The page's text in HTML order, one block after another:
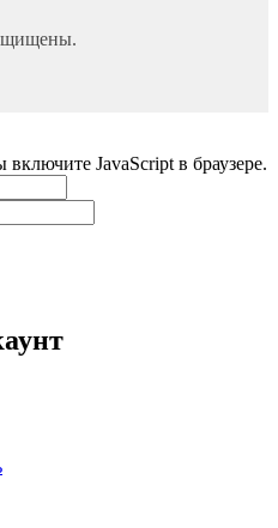
JavaScript в браузере.